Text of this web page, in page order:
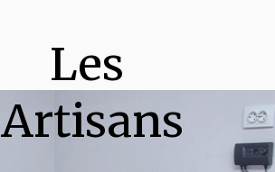
Les
Artisans